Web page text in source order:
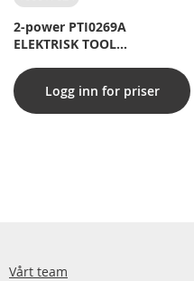
2-power PTI0269A
ELEKTRISK TOOL
I.A. AEG BSB 14G, BSS 14
Logg inn for priser
Vårt team